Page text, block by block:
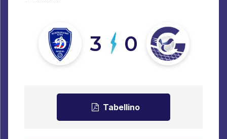
3 0
Tabellino